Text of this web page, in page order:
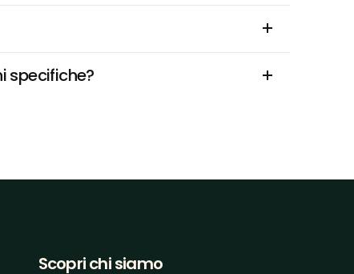
specifiche?
Scopri chi siamo